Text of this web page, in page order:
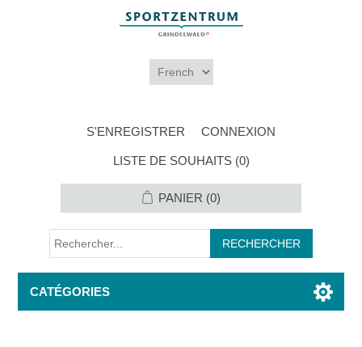
S'ENREGISTRER CONNEXION
LISTE DE SOUHAITS (0)
PANIER (0)
CATÉGORIES